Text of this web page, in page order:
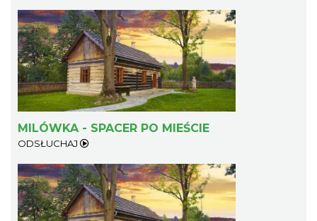
MILÓWKA - SPACER PO MIEŚCIE
ODSŁUCHAJ